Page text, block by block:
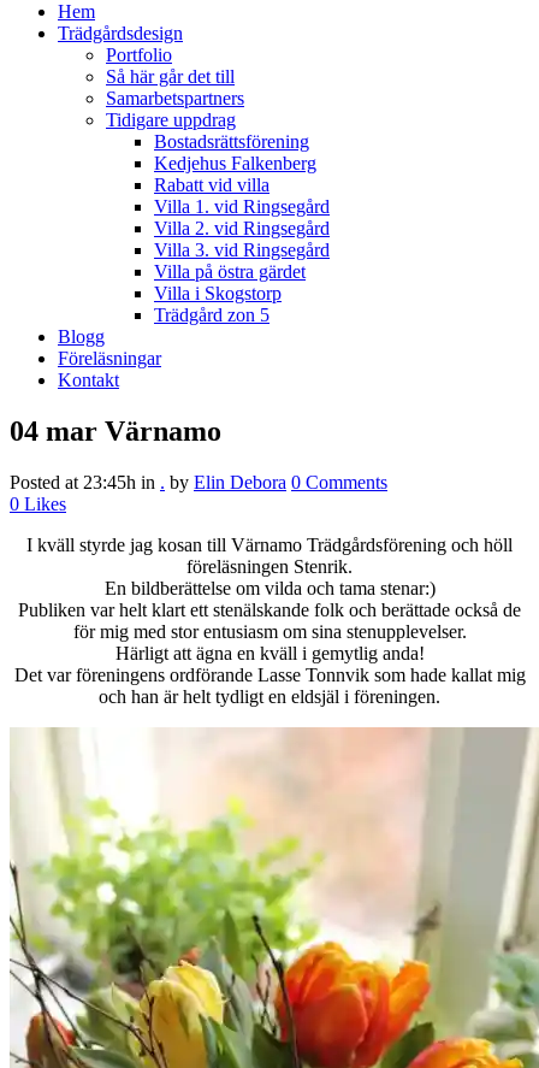
Hem
Trädgårdsdesign
Portfolio
Så här går det till
Samarbetspartners
Tidigare uppdrag
Bostadsrättsförening
Kedjehus Falkenberg
Rabatt vid villa
Villa 1. vid Ringsegård
Villa 2. vid Ringsegård
Villa 3. vid Ringsegård
Villa på östra gärdet
Villa i Skogstorp
Trädgård zon 5
Blogg
Föreläsningar
Kontakt
04 mar Värnamo
Posted at 23:45h in . by Elin Debora 0 Comments
0 Likes
I kväll styrde jag kosan till Värnamo Trädgårdsförening och höll
föreläsningen Stenrik.
En bildberättelse om vilda och tama stenar:)
Publiken var helt klart ett stenälskande folk och berättade också de
för mig med stor entusiasm om sina stenupplevelser.
Härligt att ägna en kväll i gemytlig anda!
Det var föreningens ordförande Lasse Tonnvik som hade kallat mig
och han är helt tydligt en eldsjäl i föreningen.